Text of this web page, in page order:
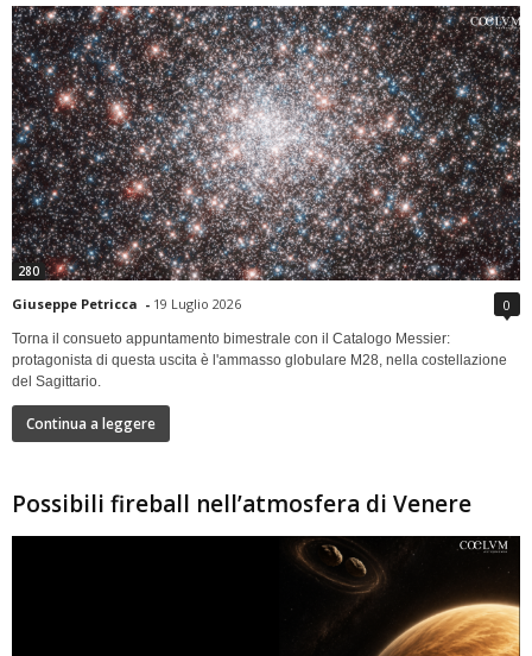
280
Giuseppe Petricca - 19 Luglio 2026 0
Torna il consueto appuntamento bimestrale con il Catalogo Messier:
protagonista di questa uscita è l'ammasso globulare M28, nella costellazione
del Sagittario.
Continua a leggere
Possibili fireball nell’atmosfera di Venere